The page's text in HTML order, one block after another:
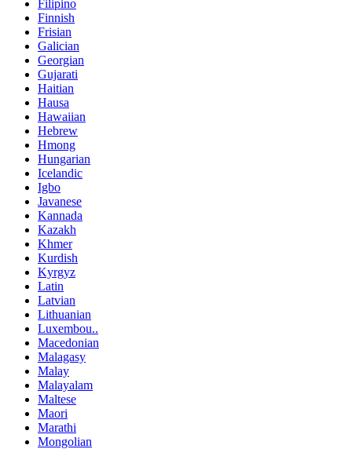
Filipino
Finnish
Frisian
Galician
Georgian
Gujarati
Haitian
Hausa
Hawaiian
Hebrew
Hmong
Hungarian
Icelandic
Igbo
Javanese
Kannada
Kazakh
Khmer
Kurdish
Kyrgyz
Latin
Latvian
Lithuanian
Luxembou..
Macedonian
Malagasy
Malay
Malayalam
Maltese
Maori
Marathi
Mongolian